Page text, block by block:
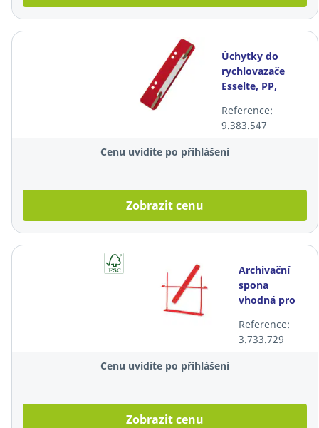
Úchytky do
rychlovazače
Esselte, PP,
100 kusů
Reference:
9.383.547
Cenu uvidíte po přihlášení
Zobrazit cenu
Archivační
spona
vhodná pro
dokumentů
Emba,
Reference:
3.733.729
Cenu uvidíte po přihlášení
Zobrazit cenu